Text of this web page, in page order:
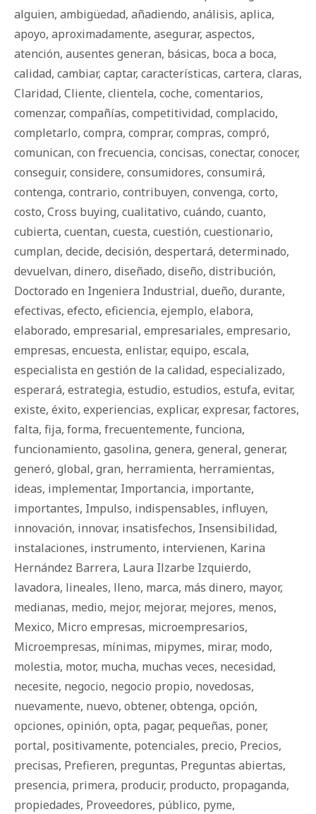
alguien, ambigüedad, añadiendo, análisis, aplica,
apoyo, aproximadamente, asegurar, aspectos,
atención, ausentes generan, básicas, boca a boca,
calidad, cambiar, captar, características, cartera, claras,
Claridad, Cliente, clientela, coche, comentarios,
comenzar, compañías, competitividad, complacido,
completarlo, compra, comprar, compras, compró,
comunican, con frecuencia, concisas, conectar, conocer,
conseguir, considere, consumidores, consumirá,
contenga, contrario, contribuyen, convenga, corto,
costo, Cross buying, cualitativo, cuándo, cuanto,
cubierta, cuentan, cuesta, cuestión, cuestionario,
cumplan, decide, decisión, despertará, determinado,
devuelvan, dinero, diseñado, diseño, distribución,
Doctorado en Ingeniera Industrial, dueño, durante,
efectivas, efecto, eficiencia, ejemplo, elabora,
elaborado, empresarial, empresariales, empresario,
empresas, encuesta, enlistar, equipo, escala,
especialista en gestión de la calidad, especializado,
esperará, estrategia, estudio, estudios, estufa, evitar,
existe, éxito, experiencias, explicar, expresar, factores,
falta, fija, forma, frecuentemente, funciona,
funcionamiento, gasolina, genera, general, generar,
generó, global, gran, herramienta, herramientas,
ideas, implementar, Importancia, importante,
importantes, Impulso, indispensables, influyen,
innovación, innovar, insatisfechos, Insensibilidad,
instalaciones, instrumento, intervienen, Karina
Hernández Barrera, Laura Ilzarbe Izquierdo,
lavadora, lineales, lleno, marca, más dinero, mayor,
medianas, medio, mejor, mejorar, mejores, menos,
Mexico, Micro empresas, microempresarios,
Microempresas, mínimas, mipymes, mirar, modo,
molestia, motor, mucha, muchas veces, necesidad,
necesite, negocio, negocio propio, novedosas,
nuevamente, nuevo, obtener, obtenga, opción,
opciones, opinión, opta, pagar, pequeñas, poner,
portal, positivamente, potenciales, precio, Precios,
precisas, Prefieren, preguntas, Preguntas abiertas,
presencia, primera, producir, producto, propaganda,
propiedades, Proveedores, público, pyme,